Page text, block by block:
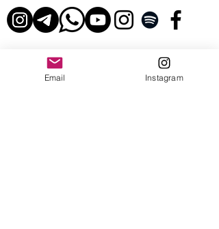
Email Instagram